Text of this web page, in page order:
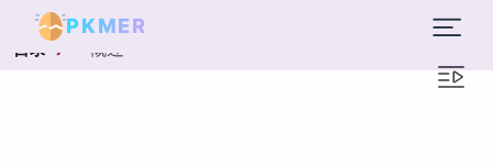
PKMER
目录 概述